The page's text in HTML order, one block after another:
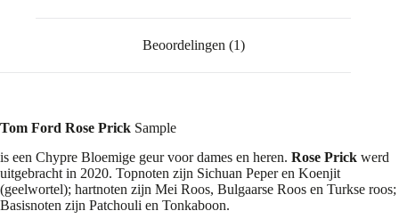
Beoordelingen (1)
Tom Ford Rose Prick Sample
is een Chypre Bloemige geur voor dames en heren. Rose Prick werd
uitgebracht in 2020. Topnoten zijn Sichuan Peper en Koenjit
(geelwortel); hartnoten zijn Mei Roos, Bulgaarse Roos en Turkse roos;
Basisnoten zijn Patchouli en Tonkaboon.